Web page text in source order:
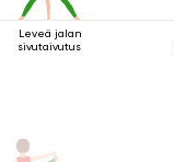
Leveä jalan
sivutaivutus